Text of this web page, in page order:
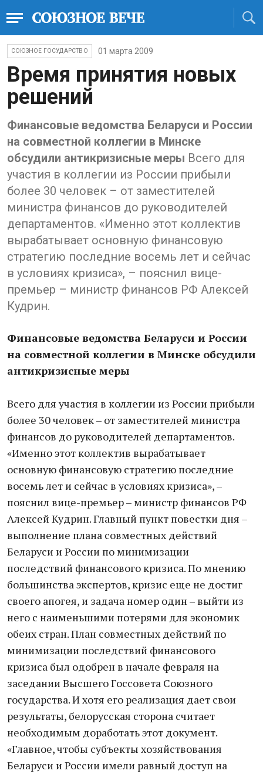
СОЮЗНОЕ ГОСУДАРСТВО 01 марта 2009
Время принятия новых
решений
Финансовые ведомства Беларуси и России
на совместной коллегии в Минске
обсудили антикризисные меры Всего для
участия в коллегии из России прибыли
более 30 человек – от заместителей
министра финансов до руководителей
департаментов. «Именно этот коллектив
вырабатывает основную финансовую
стратегию последние восемь лет и сейчас
в условиях кризиса», – пояснил вице-
премьер – министр финансов РФ Алексей
Кудрин.
Финансовые ведомства Беларуси и России
на совместной коллегии в Минске обсудили
антикризисные меры
Всего для участия в коллегии из России прибыли
более 30 человек – от заместителей министра
финансов до руководителей департаментов.
«Именно этот коллектив вырабатывает
основную финансовую стратегию последние
восемь лет и сейчас в условиях кризиса», –
пояснил вице-премьер – министр финансов РФ
Алексей Кудрин. Главный пункт повестки дня –
выполнение плана совместных действий
Беларуси и России по минимизации
последствий финансового кризиса. По мнению
большинства экспертов, кризис еще не достиг
своего апогея, и задача номер один – выйти из
него с наименьшими потерями для экономик
обеих стран. План совместных действий по
минимизации последствий финансового
кризиса был одобрен в начале февраля на
заседании Высшего Госсовета Союзного
государства. И хотя его реализация дает свои
результаты, белорусская сторона считает
необходимым доработать этот документ.
«Главное, чтобы субъекты хозяйствования
Беларуси и России имели равный доступ на